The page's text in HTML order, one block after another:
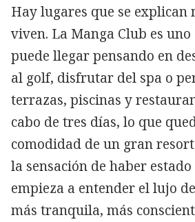
Copiar
Hay lugares que se explican
viven. La Manga Club es uno
puede llegar pensando en
al golf, disfrutar del spa o
terrazas, piscinas y
cabo de tres días, lo que
comodidad de un gran
la sensación de haber
empieza a entender el lujo
más tranquila, más